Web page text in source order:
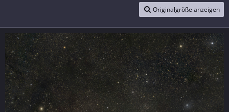
Originalgröße anzeigen